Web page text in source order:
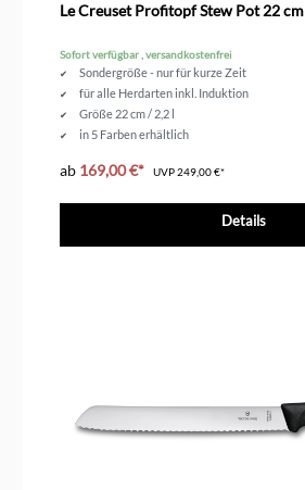
Le Creuset Profitopf Stew Pot 22 cm
Sofort verfügbar , versandkostenfrei
Sondergröße - nur für kurze Zeit
für alle Herdarten inkl. Induktion
Größe 22 cm / 2,2 l
in 5 Farben erhältlich
ab 169,00 €* UVP249,00 €*
Details